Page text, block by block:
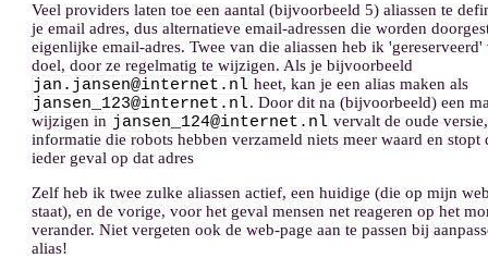
Veel providers laten toe een aantal (bijvoorbeeld 5) aliassen te
je email adres, dus alternatieve email-adressen die worden
eigenlijke email-adres. Twee van die aliassen heb ik
doel, door ze regelmatig te wijzigen. Als je bijvoorbeeld
jan.jansen@internet.nl heet, kan je een alias maken als
jansen_123@internet.nl. Door dit na (bijvoorbeeld) een
wijzigen in jansen_124@internet.nl vervalt de oude
informatie die robots hebben verzameld niets meer waard en stopt
ieder geval op dat adres
Zelf heb ik twee zulke aliassen actief, een huidige (die op mijn
staat), en de vorige, voor het geval mensen net reageren op het
verander. Niet vergeten ook de web-page aan te passen bij
alias!